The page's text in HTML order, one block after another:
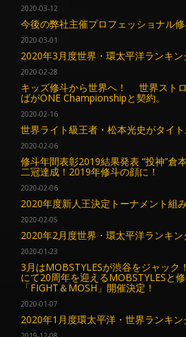
2020-03-12
今後の弊社主催プロフェッショナル
2020-03-01
2020年3月度世界・環太平洋ランキン
2020-02-28
キッズ修斗から世界へ！ 世界スト
ばがONE Championshipと契約。
2020-02-16
世界ライト級王者・松本光史がタイ
2020-02-06
修斗年間表彰2019結果発表 “投神”倉
二冠達成！2019年修斗の顔に！
2020-02-06
2020年度新人王決定トーナメント組
2020-02-05
2020年2月度世界・環太平洋ランキン
2020-01-23
3月はMOBSTYLESが渋谷をジャック
にて20周年を迎えるMOBSTYLESと
「FIGHT＆MOSH」開催決定！
2020-01-07
2020年1月度環太平洋・世界ランキン